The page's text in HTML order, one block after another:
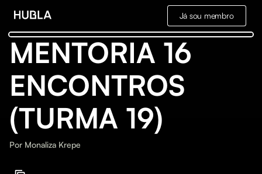
Já sou membro
MENTORIA 16
ENCONTROS
(TURMA 19)
Por Monaliza Krepe